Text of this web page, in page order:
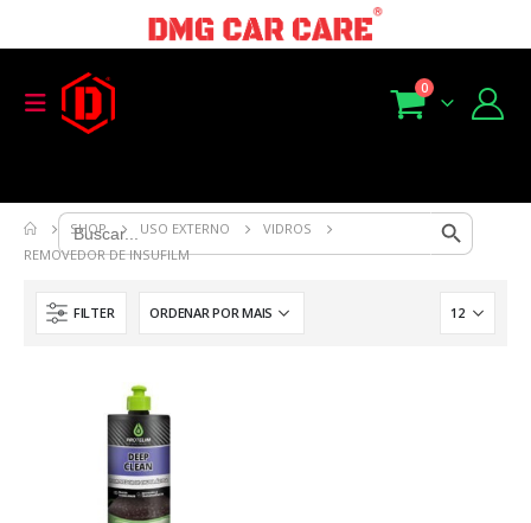
Search
for:
Search Button
0
SHOP USO EXTERNO
VIDROS
REMOVEDOR DE INSUFILM
FILTER